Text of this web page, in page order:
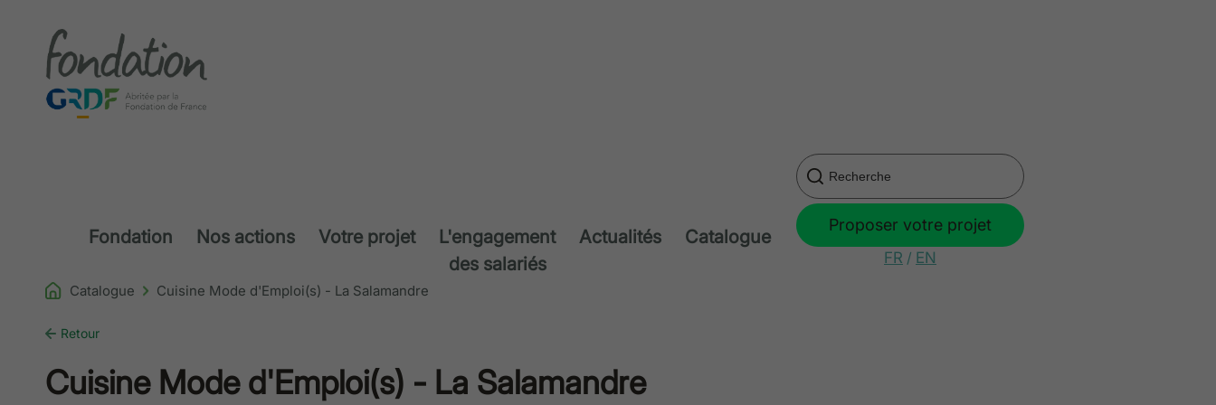
Fondation Nos actions Votre projet
L'engagement
des salariés
Actualités Catalogue
Proposer votre projet
FR / EN
Catalogue Cuisine Mode d'Emploi(s) - La Salamandre
Retour
Cuisine Mode d'Emploi(s) - La Salamandre